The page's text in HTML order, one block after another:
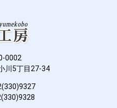
0002
川5丁目27-34